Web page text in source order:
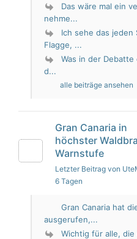
Das wäre mal ein
nehme...
Ich sehe das jeden
Flagge, ...
Was in der
d...
alle beiträge ansehen
Gran Canaria in
höchster
Warnstufe
Letzter Beitrag von
6 Tagen
Gran Canaria hat
ausgerufen,...
Wichtig für alle,